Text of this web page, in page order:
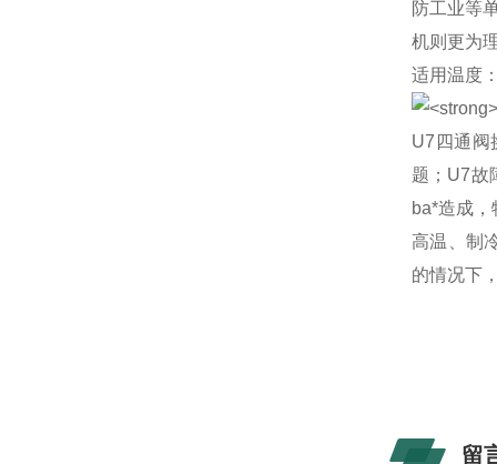
防工业等
机则更为
适用温度
U7四通阀
题；U7故
ba*造成
高温、制
的情况下
留